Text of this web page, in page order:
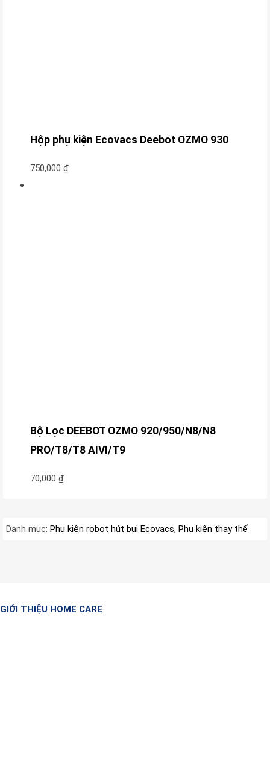
Hộp phụ kiện Ecovacs Deebot OZMO 930
750,000 ₫
Bộ Lọc DEEBOT OZMO 920/950/N8/N8
PRO/T8/T8 AIVI/T9
70,000 ₫
Danh mục: Phụ kiện robot hút bụi Ecovacs, Phụ kiện thay thế
GIỚI THIỆU HOME CARE